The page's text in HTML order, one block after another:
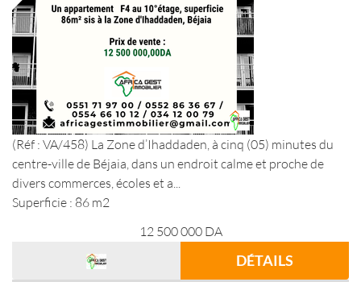
(Réf : VA/458) La Zone d’Ihaddaden, à cinq (05) minutes du
centre-ville de Béjaia, dans un endroit calme et proche de
divers commerces, écoles et a...
Superficie : 86 m2
12 500 000 DA
DÉTAILS